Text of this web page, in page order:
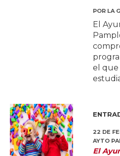
POR LA
El
el que
22 DE
AYTO
El